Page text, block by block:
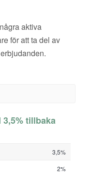
aktiva
för att ta del av
tillbaka
3,5%
2%